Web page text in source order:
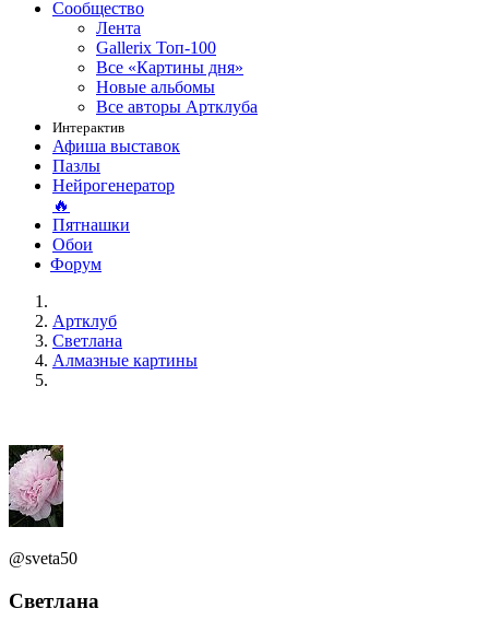
Сообщество
Лента
Gallerix Топ-100
Все «Картины дня»
Новые альбомы
Все авторы Артклуба
Интерактив
Афиша выставок
Пазлы
Нейрогенератор
🔥
Пятнашки
Обои
Форум
Артклуб
Светлана
Алмазные картины
@sveta50
Светлана